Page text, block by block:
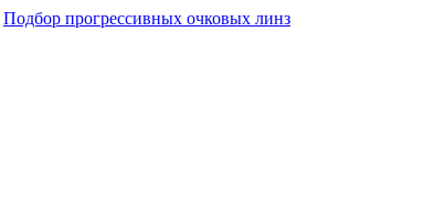
Подбор прогрессивных очковых линз